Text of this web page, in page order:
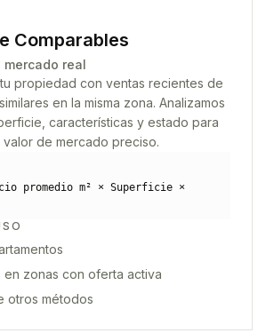
Comparables
mercado real
propiedad con ventas recientes de
en la misma zona. Analizamos
características y estado para
valor de mercado preciso.
promedio m² × Superficie ×
zonas con oferta activa
otros métodos